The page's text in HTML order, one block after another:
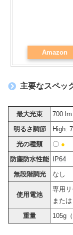
Amazon
主要なスペッ
最大光束 700 lm
明るさ調節
High:
光の種類
〇 ●
防塵防水性能
IP64
無段階調光
なし
使用電池
専用
また
重量
105g